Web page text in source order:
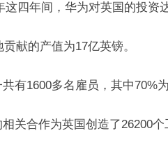
四年间，华为对英国的投资
献的产值为17亿英镑。
有1600多名雇员，其中70%为
关合作为英国创造了26200个